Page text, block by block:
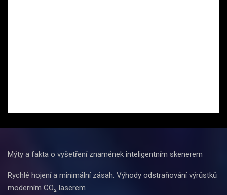
Mýty a fakta o vyšetření znamének inteligentním skenerem
Rychlé hojení a minimální zásah: Výhody odstraňování výrůstků
moderním CO₂ laserem